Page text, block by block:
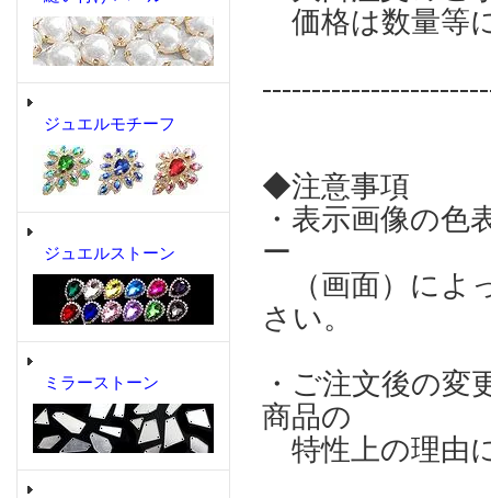
ジュエルモチーフ
ジュエルストーン
ミラーストーン
価格は数量等
◆注意事項
・表示画像の
ー
（画面）によ
さい。
・ご注文後の
商品の
特性上の理由